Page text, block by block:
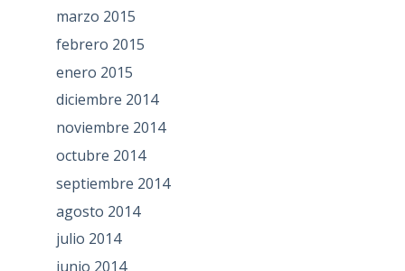
marzo 2015
febrero 2015
enero 2015
diciembre 2014
noviembre 2014
octubre 2014
septiembre 2014
agosto 2014
julio 2014
junio 2014